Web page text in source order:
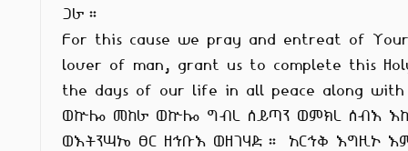
ጋራ።
For this cause we pray and entreat of
lover of man, grant us to complete this
the days of our life in all peace along
ወኵሎ መከራ ወኵሎ ግብረ ሰይጣን ወምክረ ሰብእ
ወእትንሣኤ ፀር ዘኅቡእ ወዘገሃድ። አርኅቅ እግዚኦ